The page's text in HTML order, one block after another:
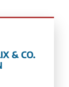
& CO.